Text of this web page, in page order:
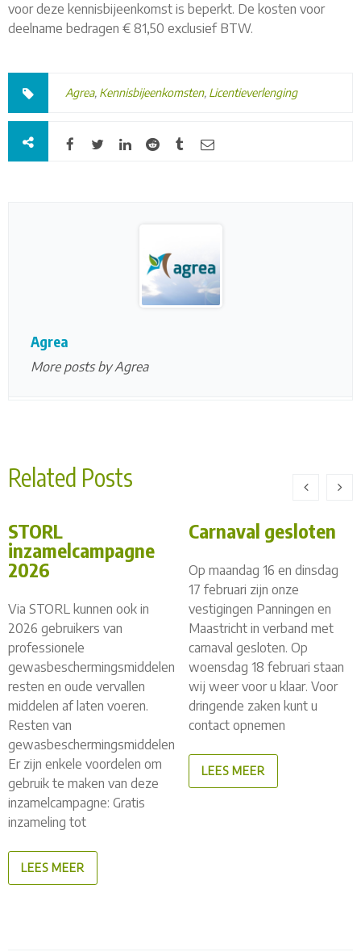
voor deze kennisbijeenkomst is beperkt. De kosten voor
deelname bedragen € 81,50 exclusief BTW.
Agrea, Kennisbijeenkomsten, Licentieverlenging
Agrea
More posts by Agrea
Related Posts
STORL
inzamelcampagne
2026
Via STORL kunnen ook in
2026 gebruikers van
professionele
gewasbeschermingsmiddelen
resten en oude vervallen
middelen af laten voeren.
Resten van
gewasbeschermingsmiddelen
Er zijn enkele voordelen om
gebruik te maken van deze
inzamelcampagne: Gratis
inzameling tot
LEES MEER
Carnaval gesloten
Op maandag 16 en dinsdag
17 februari zijn onze
vestigingen Panningen en
Maastricht in verband met
carnaval gesloten. Op
woensdag 18 februari staan
wij weer voor u klaar. Voor
dringende zaken kunt u
contact opnemen
LEES MEER